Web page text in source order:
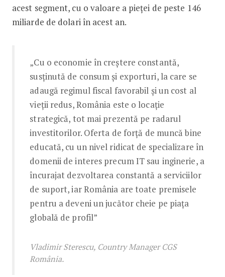
acest segment, cu o valoare a pieței de peste 146
miliarde de dolari în acest an.
„Cu o economie în creștere constantă,
susținută de consum și exporturi, la care se
adaugă regimul fiscal favorabil și un cost al
vieții redus, România este o locație
strategică, tot mai prezentă pe radarul
investitorilor. Oferta de forță de muncă bine
educată, cu un nivel ridicat de specializare în
domenii de interes precum IT sau inginerie, a
încurajat dezvoltarea constantă a serviciilor
de suport, iar România are toate premisele
pentru a deveni un jucător cheie pe piața
globală de profil”
Vladimir Sterescu, Country Manager CGS
România.